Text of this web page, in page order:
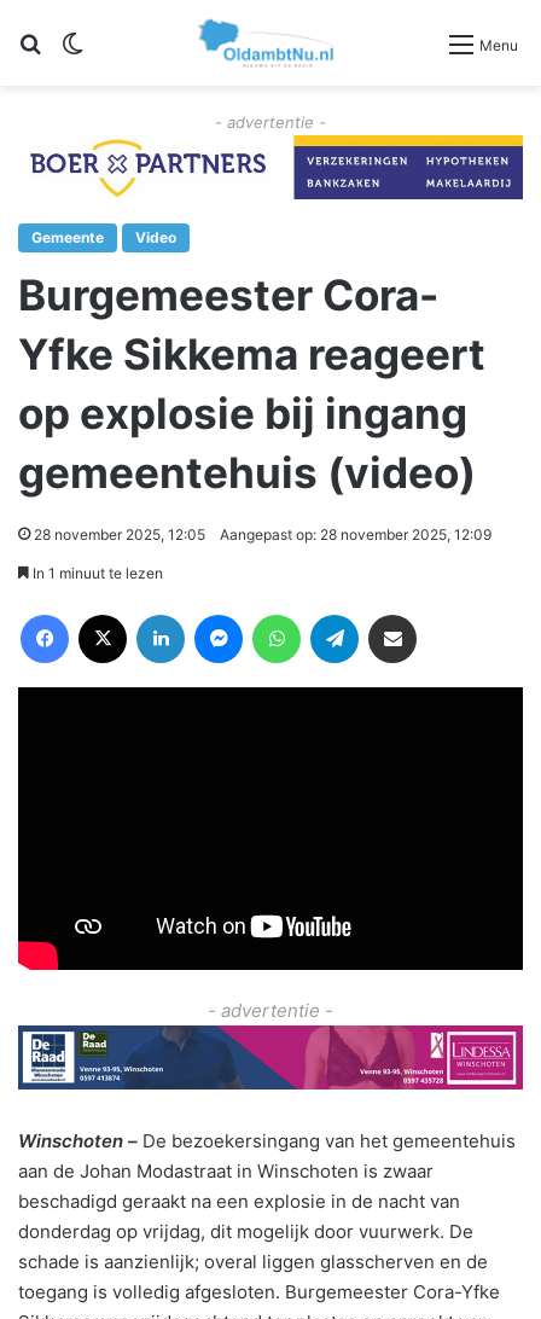
Zoeken Menu
- advertentie -
Gemeente Video
Burgemeester Cora-
Yfke Sikkema reageert
op explosie bij ingang
gemeentehuis (video)
28 november 2025, 12:05 Aangepast op: 28 november 2025, 12:09
In 1 minuut te lezen
- advertentie -
Winschoten – De bezoekersingang van het gemeentehuis
aan de Johan Modastraat in Winschoten is zwaar
beschadigd geraakt na een explosie in de nacht van
donderdag op vrijdag, dit mogelijk door vuurwerk. De
schade is aanzienlijk; overal liggen glasscherven en de
toegang is volledig afgesloten. Burgemeester Cora-Yfke